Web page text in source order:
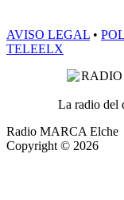
AVISO LEGAL •
TELEELX
La radio del
Radio MARCA Elche
Copyright © 2026